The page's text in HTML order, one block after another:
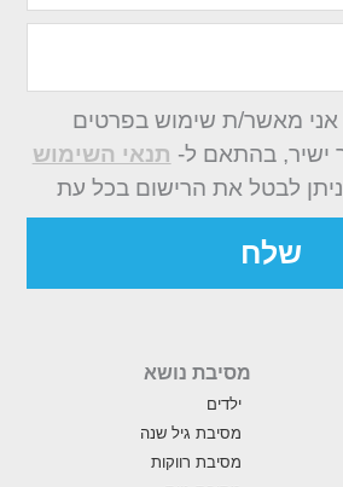
מאשר/ת שימוש בפרטים
ישיר, בהתאם ל- תנאי השימוש
לבטל את הרישום בכל עת
שלח
מסיבת נושא
ילדים
מסיבת גיל שנה
מסיבת רווקות